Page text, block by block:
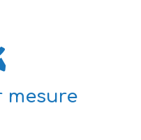
mesure